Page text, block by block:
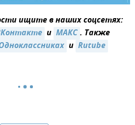
ищите в наших соцсетях:
и MAКС. Также
и Rutube